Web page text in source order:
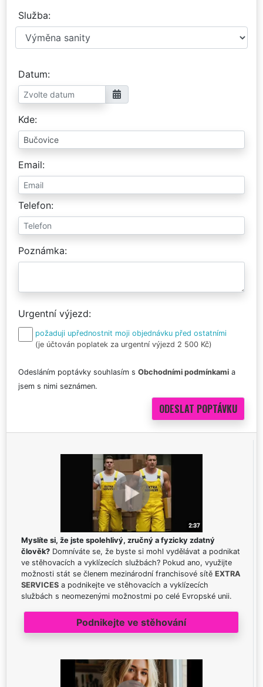
Služba
Datum
Kde
Email
Telefon
Poznámka
Urgentní výjezd
požaduji upřednostnit moji objednávku před ostatními
(je účtován poplatek za urgentní výjezd 2 500 Kč)
Odesláním poptávky souhlasím s Obchodními podmínkami a
jsem s nimi seznámen.
Myslíte si, že jste spolehlivý, zručný a fyzicky zdatný
člověk? Domníváte se, že byste si mohl vydělávat a podnikat
ve stěhovacích a vyklízecích službách? Pokud ano, využijte
možnosti stát se členem mezinárodní franchisové sítě EXTRA
SERVICES a podnikejte ve stěhovacích a vyklízecích
službách s neomezenými možnostmi po celé Evropské unii.
Podnikejte ve stěhování